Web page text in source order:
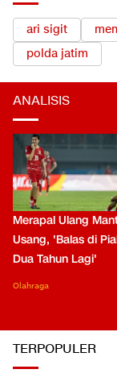
ari sigit
polda jatim
ANALISIS
Merapal Ulang
Usang, 'Balas di
Dua Tahun Lagi'
Olahraga
TERPOPULER